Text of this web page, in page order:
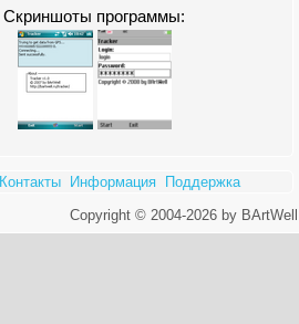
Скриншоты программы:
Контакты Информация
Поддержка
Copyright © 2004-2026 by BArtWell